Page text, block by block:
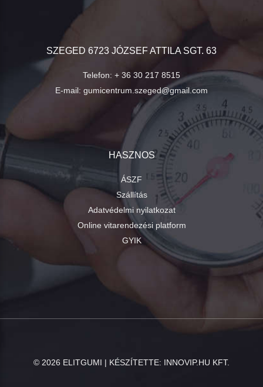
SZEGED 6723 JÓZSEF ATTILA SGT. 63
Telefon: + 36 30 217 8515
E-mail: gumicentrum.szeged@gmail.com
HASZNOS
ÁSZF
Szállítás
Adatvédelmi nyilatkozat
Online vitarendezési platform
GYIK
© 2026 ELITGUMI | KÉSZÍTETTE: INNOVIP.HU KFT.